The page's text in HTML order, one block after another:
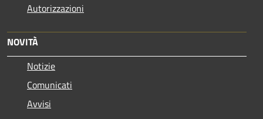
Autorizzazioni
NOVITÀ
Notizie
Comunicati
Avvisi